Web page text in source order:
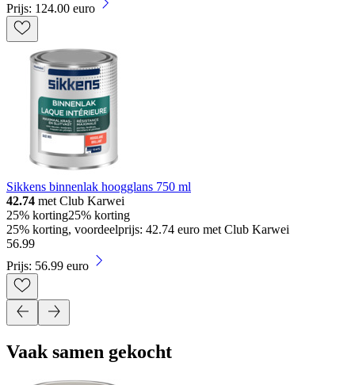
Prijs: 124.00 euro
Sikkens binnenlak hoogglans 750 ml
42.74 met Club Karwei
25% korting25% korting
25% korting, voordeelprijs: 42.74 euro met Club Karwei
56.99
Prijs: 56.99 euro
Vaak samen gekocht